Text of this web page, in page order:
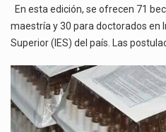
En esta edición, se ofrecen 71
maestría y 30 para doctorados en
Superior (IES) del país. Las